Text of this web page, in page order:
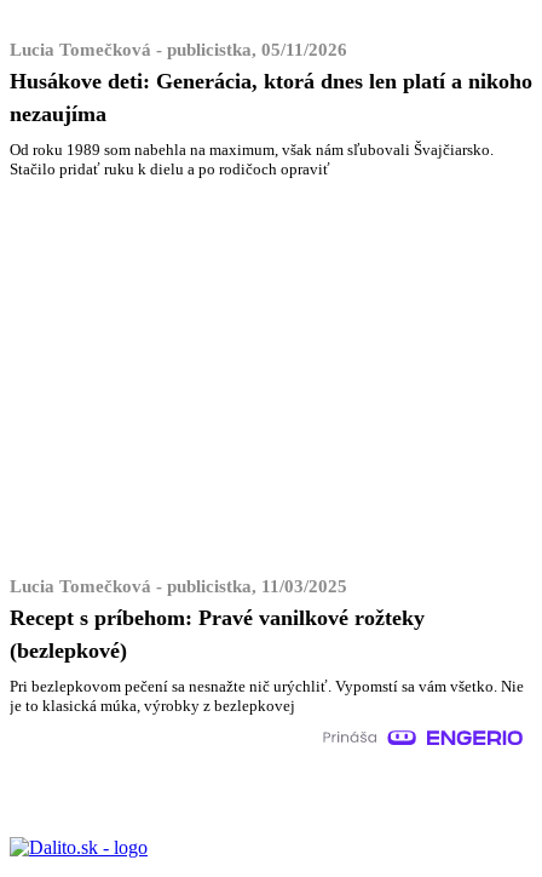
Lucia Tomečková - publicistka, 05/11/2026
Husákove deti: Generácia, ktorá dnes len platí a nikoho
nezaujíma
Od roku 1989 som nabehla na maximum, však nám sľubovali Švajčiarsko.
Stačilo pridať ruku k dielu a po rodičoch opraviť
Lucia Tomečková - publicistka, 11/03/2025
Recept s príbehom: Pravé vanilkové rožteky
(bezlepkové)
Pri bezlepkovom pečení sa nesnažte nič urýchliť. Vypomstí sa vám všetko. Nie
je to klasická múka, výrobky z bezlepkovej